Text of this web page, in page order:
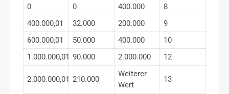
0 0 400.000
8
400.000,01
32.000 200.000
9
600.000,01
50.000 400.000
10
1.000.000,01 90.000 2.000.000 12
2.000.000,01 210.000
Weiterer
Wert
13